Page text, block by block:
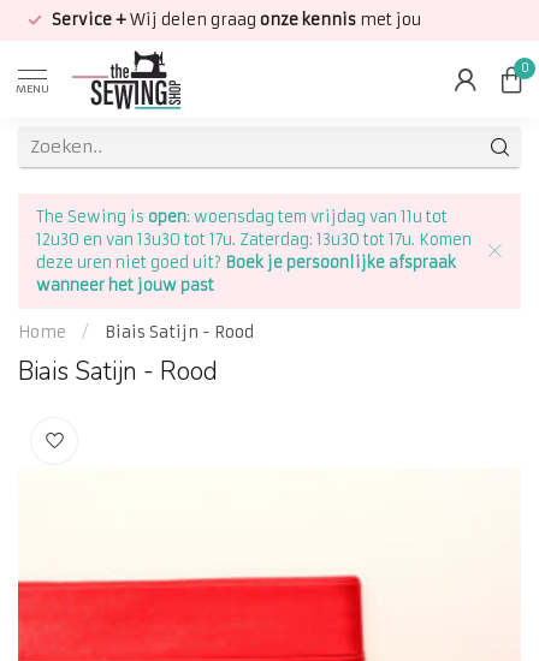
Service +Wij delen graag onze kennis met jou
MENU
0
The Sewing is open: woensdag tem vrijdag van 11u tot
12u30 en van 13u30 tot 17u. Zaterdag: 13u30 tot 17u. Komen
deze uren niet goed uit? Boek je persoonlijke afspraak
wanneer het jouw past
Home / Biais Satijn - Rood
Biais Satijn - Rood